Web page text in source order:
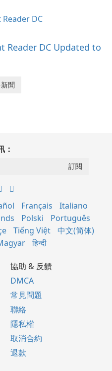
Reader DC Updated to
聞
：
Français
Italiano
Polski
Português
Tiếng Việt
中文(简体)
हिन्दी
協助 & 反饋
DMCA
常見問題
聯絡
隱私權
取消合約
退款